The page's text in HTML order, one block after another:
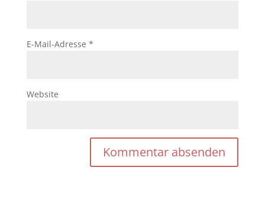
E-Mail-Adresse *
Website